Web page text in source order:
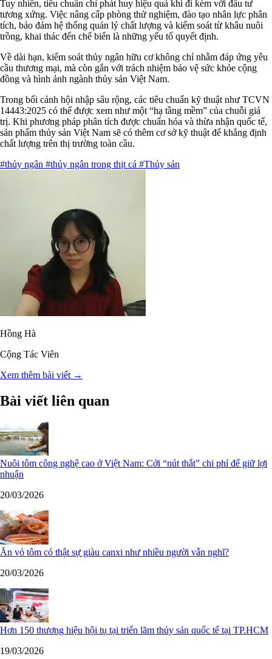
Tuy nhiên, tiêu chuẩn chỉ phát huy hiệu quả khi đi kèm với đầu tư
tương xứng. Việc nâng cấp phòng thử nghiệm, đào tạo nhân lực phân
tích, bảo đảm hệ thống quản lý chất lượng và kiểm soát từ khâu nuôi
trồng, khai thác đến chế biến là những yếu tố quyết định.
Về dài hạn, kiểm soát thủy ngân hữu cơ không chỉ nhằm đáp ứng yêu
cầu thương mại, mà còn gắn với trách nhiệm bảo vệ sức khỏe cộng
đồng và hình ảnh ngành thủy sản Việt Nam.
Trong bối cảnh hội nhập sâu rộng, các tiêu chuẩn kỹ thuật như TCVN
14443:2025 có thể được xem như một “hạ tầng mềm” của chuỗi giá
trị. Khi phương pháp phân tích được chuẩn hóa và thừa nhận quốc tế,
sản phẩm thủy sản Việt Nam sẽ có thêm cơ sở kỹ thuật để khẳng định
chất lượng trên thị trường toàn cầu.
#thủy ngân #thủy ngân trong thịt cá #Thủy sản
Hồng Hà
Cộng Tác Viên
Xem thêm bài viết →
Bài viết liên quan
Nuôi tôm công nghệ cao ở Việt Nam: Cởi “nút thắt” chi phí để giữ lợi
nhuận
20/03/2026
Ăn vỏ tôm có thật sự giàu canxi như nhiều người vẫn nghĩ?
20/03/2026
Hơn 150 thương hiệu hội tụ tại triển lãm thủy sản quốc tế tại TP.HCM
19/03/2026